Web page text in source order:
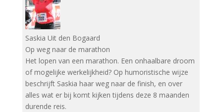
Saskia Uit den Bogaard
Op weg naar de marathon
Het lopen van een marathon. Een onhaalbare droom
of mogelijke werkelijkheid? Op humoristische wijze
beschrijft Saskia haar weg naar de finish, en over
alles wat er bij komt kijken tijdens deze 8 maanden
durende reis.